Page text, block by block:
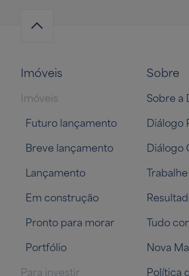
Imóveis
Imóveis
Futuro lançamento
Breve lançamento
Lançamento
Em construção
Pronto para morar
Portfólio
Para investir
Sobre
Sobre a
Diálogo
Diálogo
Tudo
Nova
Política